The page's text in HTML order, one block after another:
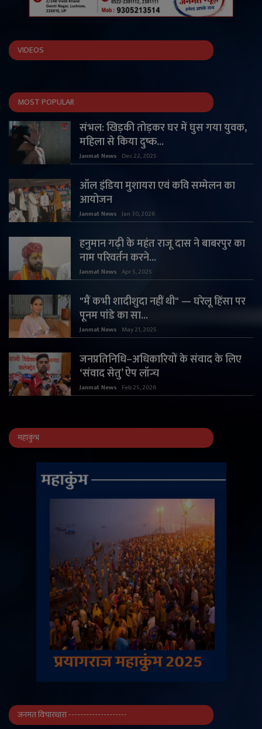
VIDEOS
MOST POPULAR
संभल: खिड़की तोड़कर घर में घुस गया युवक,
महिला से किया दुष्क...
Janmat News Dec 22, 2025
ऑल इंडिया मुशायरा एवं कवि सम्मेलन का
आयोजन
Janmat News Jan 30, 2026
हनुमान गढ़ी के महंत राजू दास ने बाबरपुर का
नाम परिवर्तन करने...
Janmat News Apr 5, 2025
"मैं कभी शादीशुदा नहीं थी" — घरेलू हिंसा पर
पूनम पांडे का सा...
Janmat News May 21, 2025
जनप्रतिनिधि–अधिकारियों के संवाद के लिए
‘संवाद सेतु’ ऐप लॉन्च
Janmat News Feb 25, 2026
महाकुंभ
जनमत विचारधारा --------------------